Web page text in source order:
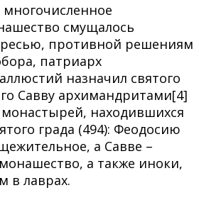
смущалось
противной решениям
патриарх
назначил святого
Савву архимандритами[4]
монастырей, находившихся
града (494): Феодосию
а Савве –
а также иноки,
в лаврах.